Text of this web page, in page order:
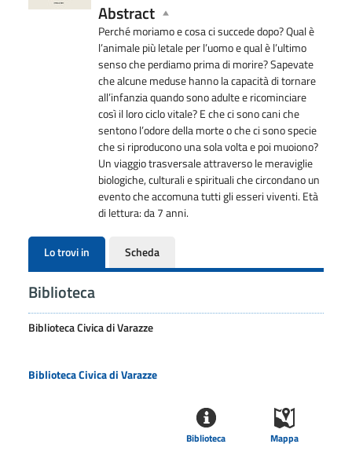
Abstract
Perché moriamo e cosa ci succede dopo? Qual è
l’animale più letale per l’uomo e qual è l’ultimo
senso che perdiamo prima di morire? Sapevate
che alcune meduse hanno la capacità di tornare
all’infanzia quando sono adulte e ricominciare
così il loro ciclo vitale? E che ci sono cani che
sentono l’odore della morte o che ci sono specie
che si riproducono una sola volta e poi muoiono?
Un viaggio trasversale attraverso le meraviglie
biologiche, culturali e spirituali che circondano un
evento che accomuna tutti gli esseri viventi. Età
di lettura: da 7 anni.
Lo trovi in Scheda
Biblioteca
Biblioteca Civica di Varazze
Biblioteca Civica di Varazze
Mappa
Biblioteca